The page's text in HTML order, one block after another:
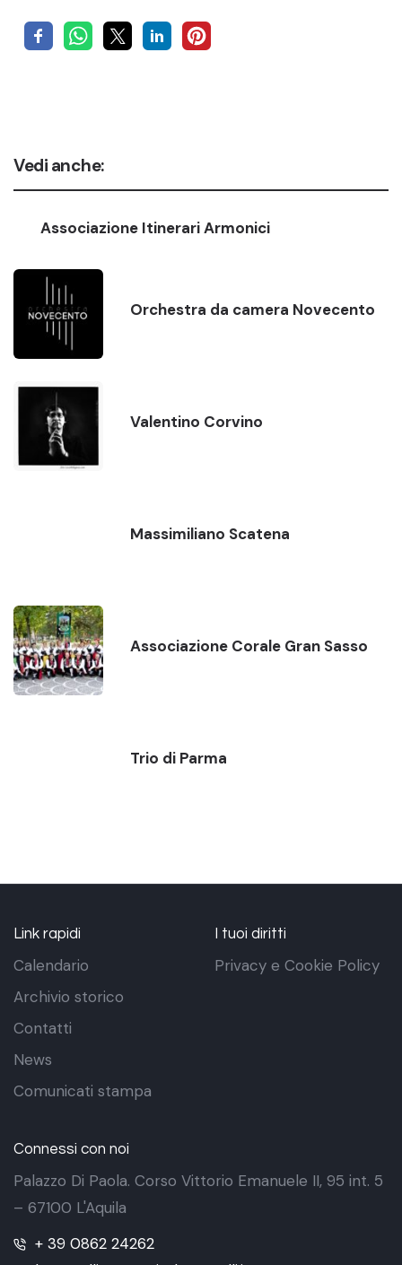
Vedi anche:
Associazione Itinerari Armonici
Orchestra da camera Novecento
Valentino Corvino
Massimiliano Scatena
Associazione Corale Gran Sasso
Trio di Parma
Link rapidi
Calendario
Archivio storico
Contatti
News
Comunicati stampa
I tuoi diritti
Privacy e Cookie Policy
Connessi con noi
Palazzo Di Paola. Corso Vittorio Emanuele II, 95 int. 5
– 67100 L'Aquila
+ 39 0862 24262